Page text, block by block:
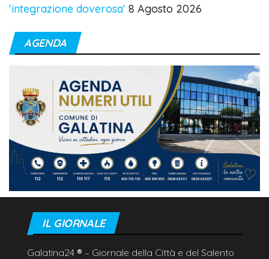
'integrazione doverosa' 8 Agosto 2026
AGENDA
IL GIORNALE
Galatina24 ® – Giornale della Città e del Salento